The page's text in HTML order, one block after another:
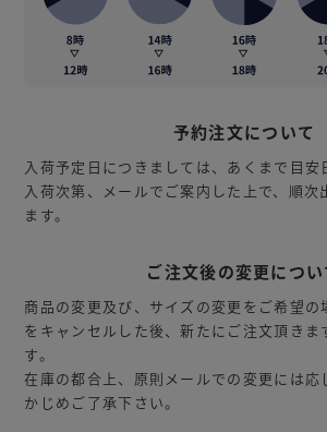
予約注文について
入荷予定日につきましては、あくまで目安
入荷次第、メールでご案内した上で、順次
ます。
ご注文後の変更につい
商品の変更及び、サイズの変更をご希望の
をキャンセルした後、新たにご注文頂きま
す。
在庫の都合上、原則メールでの変更には応
かじめご了承下さい。